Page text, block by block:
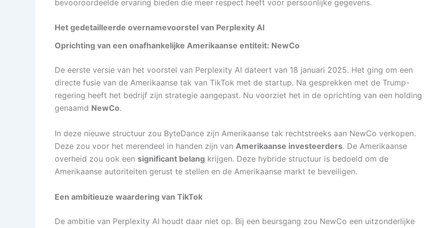
bevooroordeelde ervaring bieden die meer respect heeft voor persoonlijke gegevens.
Het gedetailleerde overnamevoorstel van Perplexity AI
Oprichting van een onafhankelijke Amerikaanse entiteit: NewCo
De eerste versie van het voorstel van Perplexity AI dateert van 18 januari 2025. Het ging om een
directe fusie van de Amerikaanse tak van TikTok met de startup. Na gesprekken met de Trump-
regering heeft het bedrijf zijn strategie aangepast. Nu voorziet het in de oprichting van een holding
genaamd NewCo.
In deze nieuwe structuur zou ByteDance zijn Amerikaanse tak rechtstreeks aan NewCo verkopen.
Deze zou voor het merendeel in handen zijn van Amerikaanse investeerders. De Amerikaanse
overheid zou ook een significant belang krijgen. Deze hybride structuur is bedoeld om de
Amerikaanse autoriteiten gerust te stellen en de Amerikaanse markt te beveiligen.
Een ambitieuze waardering van TikTok
De ambitie van Perplexity AI houdt daar niet op. Bij een beursgang zou NewCo een uitzonderlijke